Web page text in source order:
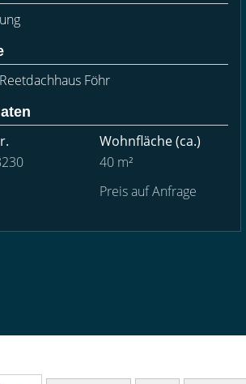
Föhr
Wohnfläche(ca.)
40 m²
Preis auf Anfrage